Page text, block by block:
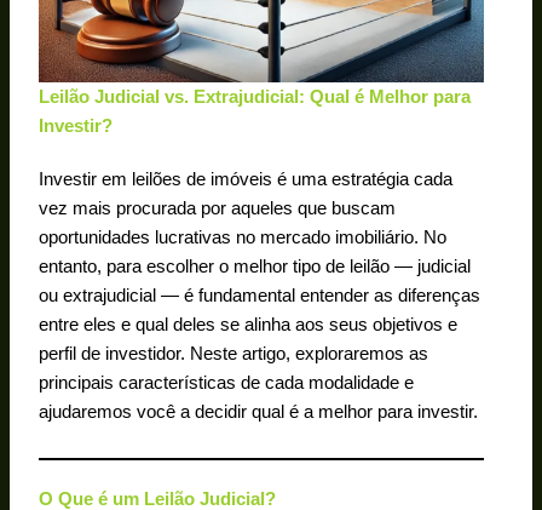
Leilão Judicial vs. Extrajudicial: Qual é Melhor para
Investir?
Investir em leilões de imóveis é uma estratégia cada
vez mais procurada por aqueles que buscam
oportunidades lucrativas no mercado imobiliário. No
entanto, para escolher o melhor tipo de leilão — judicial
ou extrajudicial — é fundamental entender as diferenças
entre eles e qual deles se alinha aos seus objetivos e
perfil de investidor. Neste artigo, exploraremos as
principais características de cada modalidade e
ajudaremos você a decidir qual é a melhor para investir.
O Que é um Leilão Judicial?